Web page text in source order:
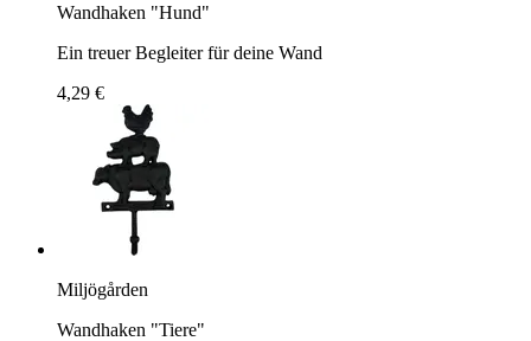
Wandhaken "Hund"
Ein treuer Begleiter für deine Wand
4,29 €
Miljögården
Wandhaken "Tiere"